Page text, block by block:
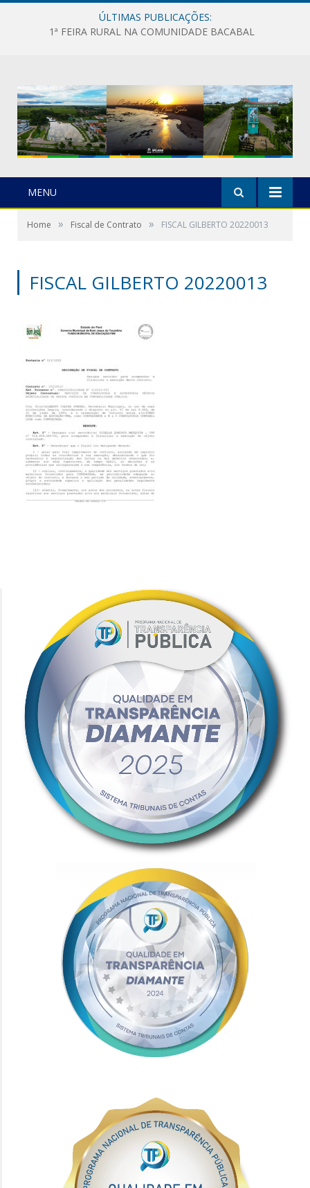
ÚLTIMAS PUBLICAÇÕES:
1ª FEIRA RURAL NA COMUNIDADE BACABAL
MENU
Home » Fiscal de Contrato » FISCAL GILBERTO 20220013
FISCAL GILBERTO 20220013